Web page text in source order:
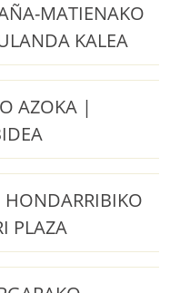
MATIENAKO
KALEA
AZOKA |
PLAZA